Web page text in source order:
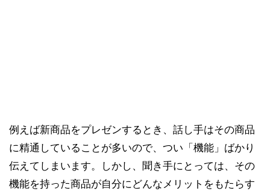
例えば新商品をプレゼンするとき、話し手はその商品
に精通していることが多いので、つい「機能」ばかり
伝えてしまいます。しかし、聞き手にとっては、その
機能を持った商品が自分にどんなメリットをもたらす